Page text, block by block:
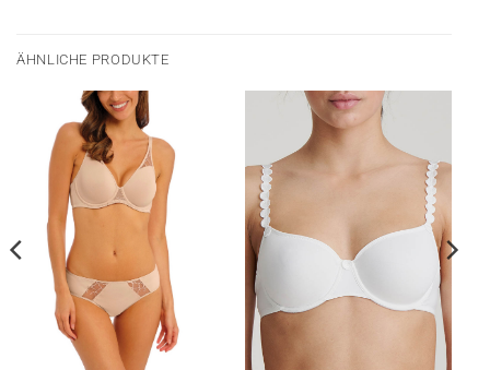
ÄHNLICHE PRODUKTE